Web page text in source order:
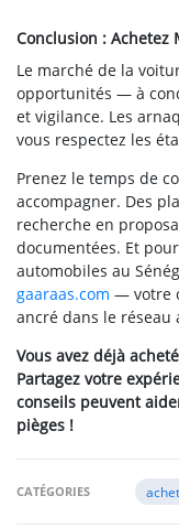
Conclusion : Achetez
Le marché de la
opportunités — à
et vigilance. Les
vous respectez les
Prenez le temps de
accompagner. Des
recherche en
documentées. Et
automobiles au
gaaraas.com — votre
ancré dans le
Vous avez déjà
Partagez votre
conseils peuvent
pièges !
CATÉGORIES